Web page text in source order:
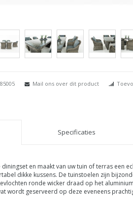
Mail ons over dit product
Specificaties
diningset en maakt van uw tuin of terras een
dikke kussens. De tuinstoelen zijn
ronde wicker draad op het
wordt geserveerd op deze eveneens